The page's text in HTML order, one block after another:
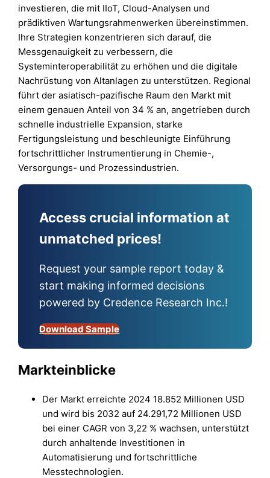
investieren, die mit IIoT, Cloud-Analysen und
prädiktiven Wartungsrahmenwerken übereinstimmen.
Ihre Strategien konzentrieren sich darauf, die
Messgenauigkeit zu verbessern, die
Systeminteroperabilität zu erhöhen und die digitale
Nachrüstung von Altanlagen zu unterstützen. Regional
führt der asiatisch-pazifische Raum den Markt mit
einem genauen Anteil von 34 % an, angetrieben durch
schnelle industrielle Expansion, starke
Fertigungsleistung und beschleunigte Einführung
fortschrittlicher Instrumentierung in Chemie-,
Versorgungs- und Prozessindustrien.
Access crucial information at
unmatched prices!
Request your sample report today &
start making informed decisions
powered by Credence Research Inc.!
Download Sample
Markteinblicke
Der Markt erreichte 2024 18.852 Millionen USD
und wird bis 2032 auf 24.291,72 Millionen USD
bei einer CAGR von 3,22 % wachsen, unterstützt
durch anhaltende Investitionen in
Automatisierung und fortschrittliche
Messtechnologien.